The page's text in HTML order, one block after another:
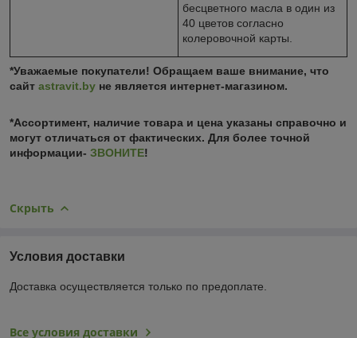
бесцветного масла в один из
40 цветов согласно
колеровочной карты.
*Уважаемые покупатели! Обращаем ваше внимание, что
сайт astravit.by не является интернет-магазином.
*Ассортимент, наличие товара и цена указаны справочно и
могут отличаться от фактических. Для более точной
информации- ЗВОНИТЕ!
Скрыть
Условия доставки
Доставка осуществляется только по предоплате.
Все условия доставки